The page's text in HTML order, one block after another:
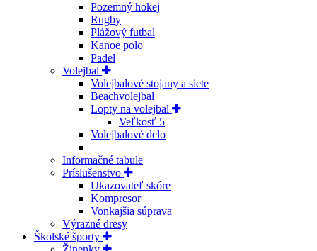
Pozemný hokej
Rugby
Plážový futbal
Kanoe polo
Padel
Volejbal
Volejbalové stojany a siete
Beachvolejbal
Lopty na volejbal
Veľkosť 5
Volejbalové delo
Informačné tabule
Príslušenstvo
Ukazovateľ skóre
Kompresor
Vonkajšia súprava
Výrazné dresy
Školské športy